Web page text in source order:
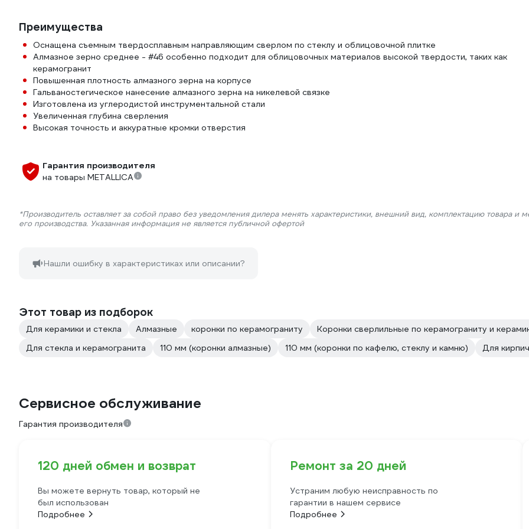
Преимущества
Оснащена съемным твердосплавным направляющим сверлом по стеклу и облицовочной плитке
Алмазное зерно среднее - #46 особенно подходит для облицовочных материалов высокой твердости, таких как
керамогранит
Повышенная плотность алмазного зерна на корпусе
Гальваностегическое нанесение алмазного зерна на никелевой связке
Изготовлена из углеродистой инструментальной стали
Увеличенная глубина сверления
Высокая точность и аккуратные кромки отверстия
Гарантия производителя
на товары METALLICA
*Производитель оставляет за собой право без уведомления дилера менять характеристики, внешний вид, комплектацию товара и
его производства. Указанная информация не является публичной офертой
Нашли ошибку в характеристиках или описании?
Этот товар из подборок
Для керамики и стекла Алмазные коронки по керамограниту
Коронки сверлильные по керамограниту и
Для стекла и керамогранита
110 мм (коронки алмазные) 110 мм (коронки по кафелю, стеклу и камню) Для
Сервисное обслуживание
Гарантия производителя
120 дней обмен и возврат
Вы можете вернуть товар, который не
был использован
Подробнее
Ремонт за 20 дней
Устраним любую неисправность по
гарантии в нашем сервисе
Подробнее